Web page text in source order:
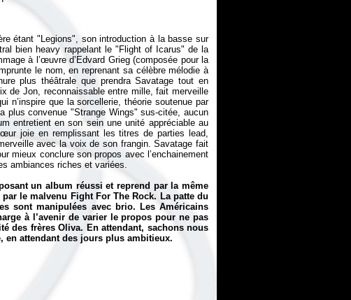
étant "Legions", son introduction à la basse sur
bien heavy rappelant le "Flight of Icarus" de la
à l’œuvre d’Edvard Grieg (composée pour la
le nom, en reprenant sa célèbre mélodie à
plus théâtrale que prendra Savatage tout en
de Jon, reconnaissable entre mille, fait merveille
n’inspire que la sorcellerie, théorie soutenue par
convenue "Strange Wings" sus-citée, aucun
entretient en son sein une unité appréciable au
joie en remplissant les titres de parties lead,
avec la voix de son frangin. Savatage fait
mieux conclure son propos avec l’enchainement
ambiances riches et variées.
un album réussi et reprend par la même
le malvenu Fight For The Rock. La patte du
sont manipulées avec brio. Les Américains
à l’avenir de varier le propos pour ne pas
des frères Oliva. En attendant, sachons nous
en attendant des jours plus ambitieux.